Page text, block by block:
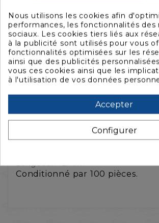
La description
Caractéristiques
Longueur: 12mm.
Conditionné par 100 pièces.
Nous utilisons les cookies afin
performances, les fonctionnalités des
sociaux. Les cookies tiers liés aux
à la publicité sont utilisés pour vous
fonctionnalités optimisées sur les
ainsi que des publicités
vous ces cookies ainsi que les
à l'utilisation de vos données
Accepter
Configurer